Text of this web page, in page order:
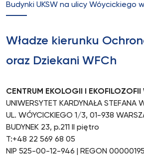
Budynki UKSW na ulicy Wóycickiego
Władze kierunku
oraz Dziekani WFCh
CENTRUM EKOLOGII I EKOFILOZOFII
UNIWERSYTET KARDYNAŁA STEFANA
UL. WÓYCICKIEGO 1/3, 01-938
BUDYNEK 23, p.211 II piętro
T:+48 22 569 68 05‬
NIP 525-00-12-946 | REGON